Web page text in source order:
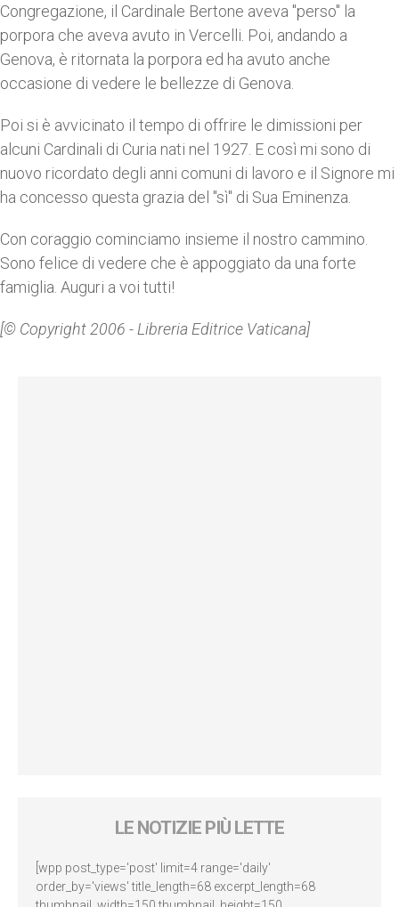
Congregazione, il Cardinale Bertone aveva "perso" la
porpora che aveva avuto in Vercelli. Poi, andando a
Genova, è ritornata la porpora ed ha avuto anche
occasione di vedere le bellezze di Genova.
Poi si è avvicinato il tempo di offrire le dimissioni per
alcuni Cardinali di Curia nati nel 1927. E così mi sono di
nuovo ricordato degli anni comuni di lavoro e il Signore mi
ha concesso questa grazia del "sì" di Sua Eminenza.
Con coraggio cominciamo insieme il nostro cammino.
Sono felice di vedere che è appoggiato da una forte
famiglia. Auguri a voi tutti!
[© Copyright 2006 - Libreria Editrice Vaticana]
LE NOTIZIE PIÙ LETTE
[wpp post_type='post' limit=4 range='daily'
order_by='views' title_length=68 excerpt_length=68